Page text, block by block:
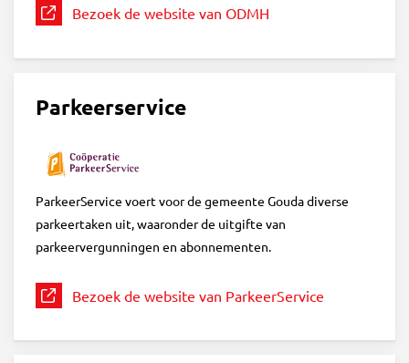
Bezoek de website van ODMH
Parkeerservice
ParkeerService voert voor de gemeente Gouda diverse
parkeertaken uit, waaronder de uitgifte van
parkeervergunningen en abonnementen.
Bezoek de website van ParkeerService